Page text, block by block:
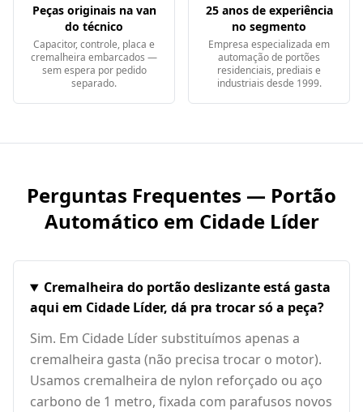
Peças originais na van
do técnico
Capacitor, controle, placa e
cremalheira embarcados —
sem espera por pedido
separado.
25 anos de experiência
no segmento
Empresa especializada em
automação de portões
residenciais, prediais e
industriais desde 1999.
Perguntas Frequentes — Portão
Automático em Cidade Líder
Cremalheira do portão deslizante está gasta
aqui em Cidade Líder, dá pra trocar só a peça?
Sim. Em Cidade Líder substituímos apenas a
cremalheira gasta (não precisa trocar o motor).
Usamos cremalheira de nylon reforçado ou aço
carbono de 1 metro, fixada com parafusos novos